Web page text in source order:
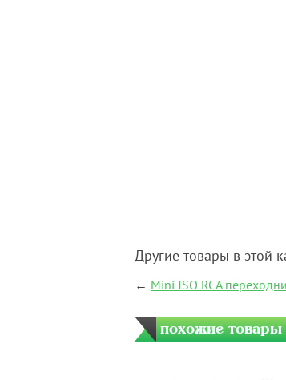
Другие товары в этой
← Mini ISO RCA
похожие товары